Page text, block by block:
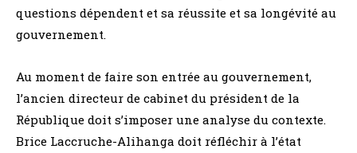
questions dépendent et sa réussite et sa longévité au
gouvernement.
Au moment de faire son entrée au gouvernement,
l’ancien directeur de cabinet du président de la
République doit s’imposer une analyse du contexte.
Brice Laccruche-Alihanga doit réfléchir à l’état